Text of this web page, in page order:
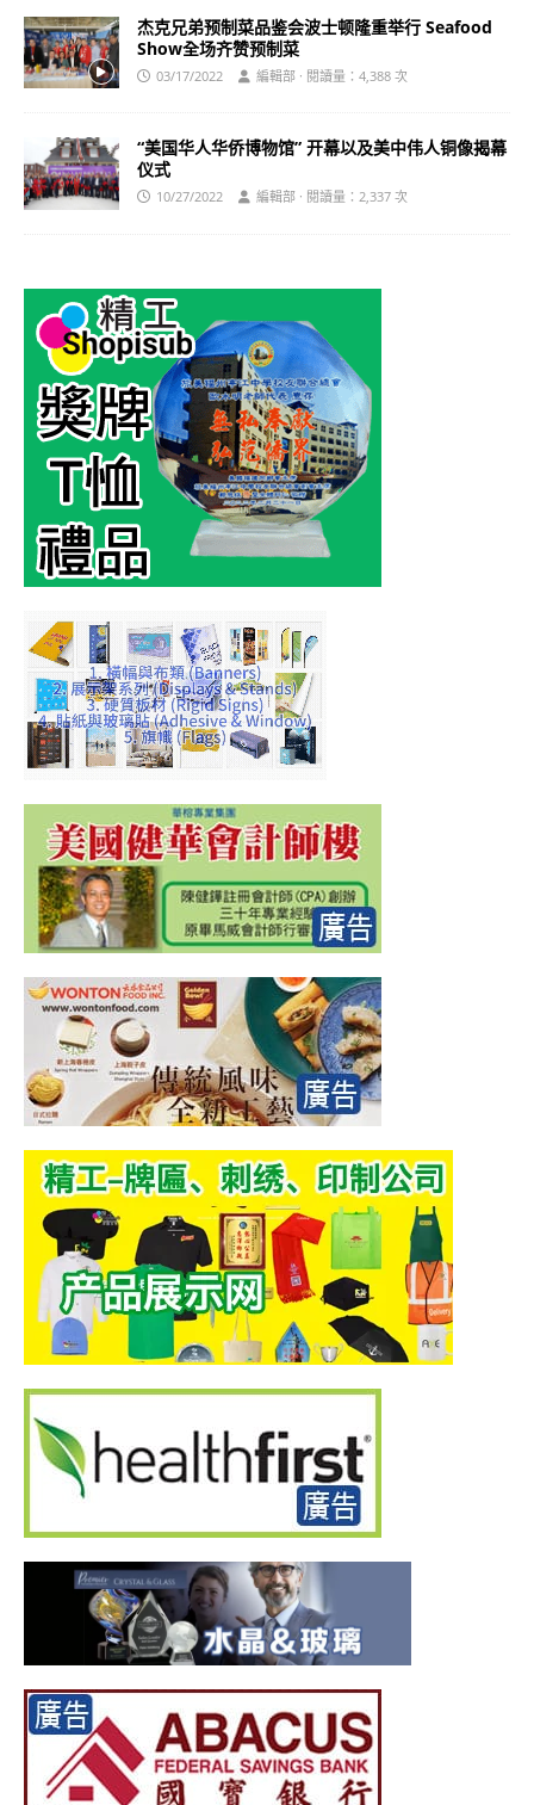
杰克兄弟预制菜品鉴会波士顿隆重举行 Seafood
Show全场齐赞预制菜
03/17/2022 編輯部 · 閱讀量：4,388 次
“美国华人华侨博物馆” 开幕以及美中伟人铜像揭幕
仪式
10/27/2022 編輯部 · 閱讀量：2,337 次